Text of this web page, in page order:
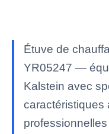
Étuve de
YR05247 —
Kalstein avec
caractéristiques